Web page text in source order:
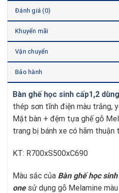
Đánh giá (0)
Khuyến mãi
Vận chuyển
Bảo hành
Bàn ghế học sinh cấp1,2
thép sơn tĩnh điện màu trắng,
Mặt bàn + đệm tựa ghế gỗ
trang bị bánh xe có hãm thuận
KT: R700xS500xC690
Màu sắc của Bàn ghế học
one sử dụng gỗ Melamine